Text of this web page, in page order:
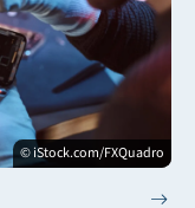
© iStock.com/FXQuadro